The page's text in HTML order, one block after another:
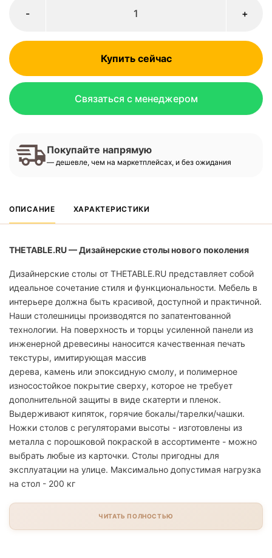
+
-
Купить сейчас
Связаться с менеджером
Покупайте напрямую
— дешевле, чем на маркетплейсах, и без ожидания
ОПИСАНИЕ ХАРАКТЕРИСТИКИ
THETABLE.RU — Дизайнерские столы нового поколения
Дизайнерские столы от THETABLE.RU представляет собой
идеальное сочетание стиля и функциональности. Мебель в
интерьере должна быть красивой, доступной и практичной.
Наши столешницы производятся по запатентованной
технологии. На поверхность и торцы усиленной панели из
инженерной древесины наносится качественная печать
текстуры, имитирующая массив
дерева, камень или эпоксидную смолу, и полимерное
износостойкое покрытие сверху, которое не требует
дополнительной защиты в виде скатерти и пленок.
Выдерживают кипяток, горячие бокалы/тарелки/чашки.
Ножки столов с регуляторами высоты - изготовлены из
металла с порошковой покраской в ассортименте - можно
выбрать любые из карточки. Столы пригодны для
эксплуатации на улице. Максимально допустимая нагрузка
на стол - 200 кг
ЧИТАТЬ ПОЛНОСТЬЮ